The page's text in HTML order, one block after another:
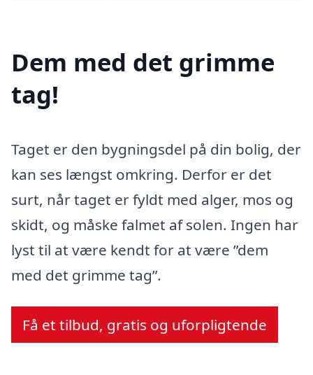
Dem med det grimme
tag!
Taget er den bygningsdel på din bolig, der
kan ses længst omkring. Derfor er det
surt, når taget er fyldt med alger, mos og
skidt, og måske falmet af solen. Ingen har
lyst til at være kendt for at være ”dem
med det grimme tag”.
Få et tilbud, gratis og uforpligtende